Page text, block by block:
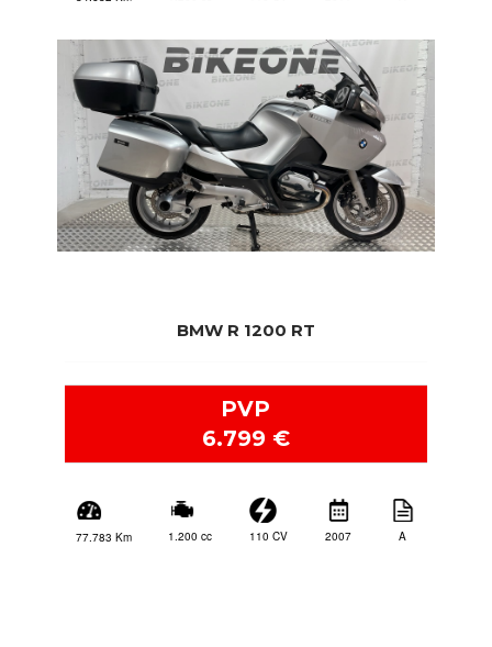
BMW R 1200 RT
PVP
6.799 €
77.783 Km 1.200 cc 110 CV 2007 A